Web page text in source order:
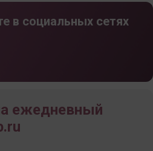
в социальных сетях
ежедневный